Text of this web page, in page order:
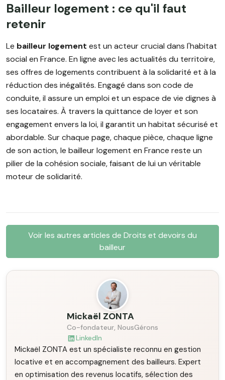
Bailleur logement : ce qu'il faut
retenir
Le bailleur logement est un acteur crucial dans l'habitat
social en France. En ligne avec les actualités du territoire,
ses offres de logements contribuent à la solidarité et à la
réduction des inégalités. Engagé dans son code de
conduite, il assure un emploi et un espace de vie dignes à
ses locataires. À travers la quittance de loyer et son
engagement envers la loi, il garantit un habitat sécurisé et
abordable. Sur chaque page, chaque pièce, chaque ligne
de son action, le bailleur logement en France reste un
pilier de la cohésion sociale, faisant de lui un véritable
moteur de solidarité.
Voir les autres articles de Droits et devoirs du
bailleur
Mickaël ZONTA
Co-fondateur, NousGérons
LinkedIn
Mickaël ZONTA est un spécialiste reconnu en gestion
locative et en accompagnement des bailleurs. Expert
en optimisation des revenus locatifs, sélection des